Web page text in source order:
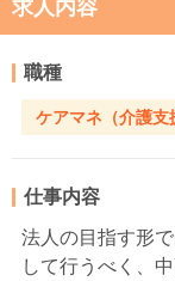
求人内容
職種
ケアマネ（介護支
仕事内容
法人の目指す形
して行うべく、